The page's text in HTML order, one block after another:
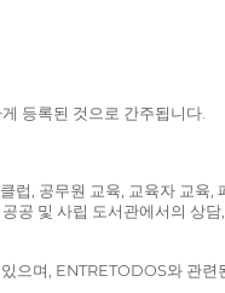
등록된 것으로 간주됩니다.
럽, 공무원 교육, 교육자 교
및 사립 도서관에서의 상
며, ENTRETODOS와 관